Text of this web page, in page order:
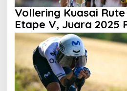
Vollering Kuasai
Etape V, Juara 2025
Mengakui